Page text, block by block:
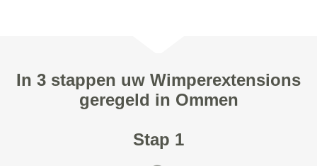
In 3 stappen uw Wimperextensions
geregeld in Ommen
Stap 1